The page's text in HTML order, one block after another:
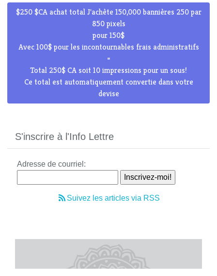
$250 $CA achat total J'achète 150,000 bannières 250 par
850 pixels
pour 150$
Avec 100$ pour les incontournables frais administratifs
=
Total 250$ CA soit 10 impressions pour un sous!
Ce total est automatiquement convertie dans votre
devise
S'inscrire à l'Info Lettre
Adresse de courriel:
Suivez les articles via RSS